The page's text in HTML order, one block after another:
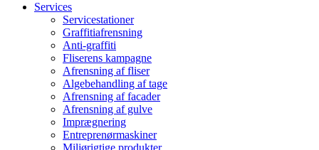
Services
Servicestationer
Graffitiafrensning
Anti-graffiti
Fliserens kampagne
Afrensning af fliser
Algebehandling af tage
Afrensning af facader
Afrensning af gulve
Imprægnering
Entreprenørmaskiner
Miljørigtige produkter